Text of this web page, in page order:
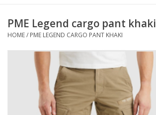
KADOBONNEN
PME Legend cargo pant khaki
HOME/ PME LEGEND CARGO PANT KHAKI